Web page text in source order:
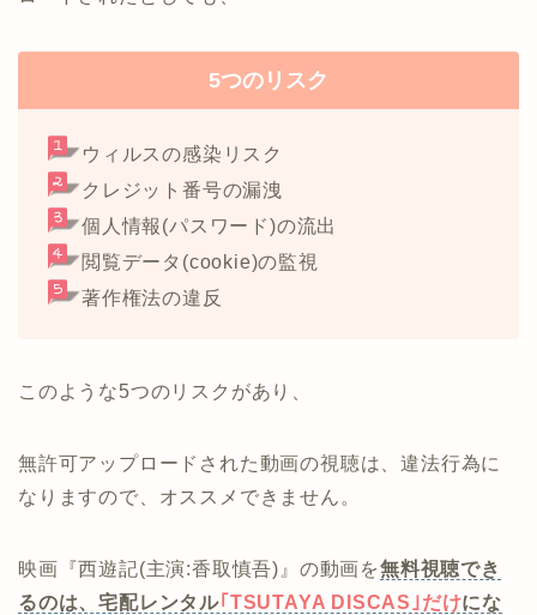
5つのリスク
ウィルスの感染リスク
クレジット番号の漏洩
個人情報(パスワード)の流出
閲覧データ(cookie)の監視
著作権法の違反
このような5つのリスクがあり、
無許可アップロードされた動画の視聴は、違法行為に
なりますので、オススメできません。
映画『西遊記(主演:香取慎吾)』の動画を無料視聴でき
るのは、宅配レンタル｢TSUTAYA DISCAS｣だけにな